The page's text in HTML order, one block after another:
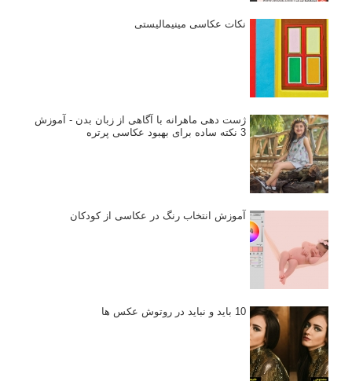
نکات عکاسی مینیمالیستی
ژست دهی ماهرانه با آگاهی از زبان بدن - آموزش
3 نکته ساده برای بهبود عکاسی پرتره
آموزش انتخاب رنگ در عکاسی از کودکان
10 باید و نباید در روتوش عکس ها